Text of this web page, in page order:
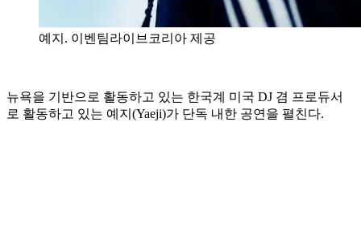
예지. 이벤팀라이브코리아 제공
뉴욕을 기반으로 활동하고 있는 한국계 미국 DJ 겸 프로듀서
로 활동하고 있는 예지(Yaeji)가 단독 내한 공연을 펼친다.